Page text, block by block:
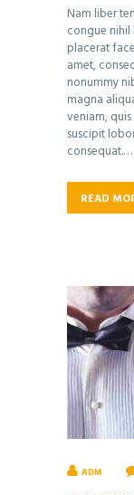
Nam liber
congue
placerat
amet,
nonummy
magna
veniam,
suscipit
consequat.…
READ
ADM